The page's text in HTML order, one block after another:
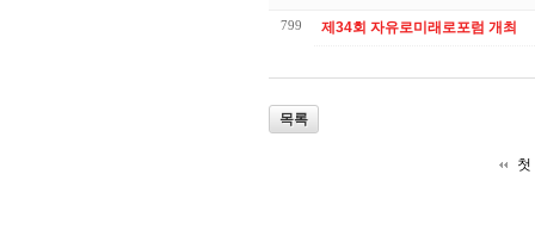
799 제34회 자유로미래로포럼 개최
목록
첫